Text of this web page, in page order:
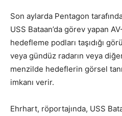
Son aylarda Pentagon
USS Bataan’da görev yapan
hedefleme podları taşıdığı
veya gündüz radarın veya
menzilde hedeflerin görsel
imkanı verir.
Ehrhart, röportajında, USS